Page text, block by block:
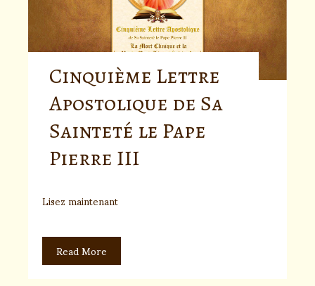
Cinquième Lettre
Apostolique de Sa
Sainteté le Pape
Pierre III
Lisez maintenant
Read More